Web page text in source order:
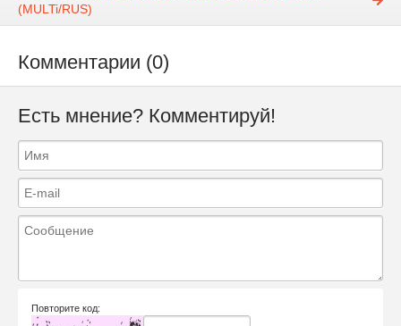
(MULTi/RUS)
Комментарии (0)
Есть мнение? Комментируй!
Повторите код: